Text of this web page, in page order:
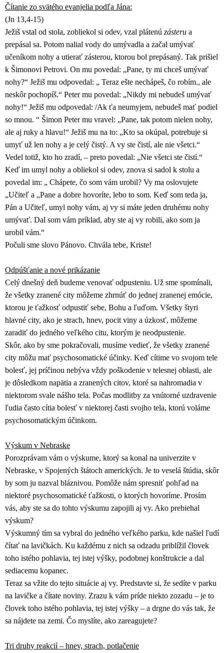
Čítanie zo svätého evanjelia podľa Jána:
(Jn 13,4-15)
Ježiš vstal od stola, zobliekol si odev, vzal plátenú zásteru a
prepásal sa. Potom nalial vody do umývadla a začal umývať
učeníkom nohy a utierať zásterou, ktorou bol prepásaný. Tak prišiel
k Šimonovi Petrovi. On mu povedal: „Pane, ty mi chceš umývať
nohy?“ Ježiš mu odpovedal: „ Teraz ešte nechápeš, čo robím., ale
neskôr pochopíš.“ Peter mu povedal: „Nikdy mi nebudeš umývať
nohy!“ Ježiš mu odpovedal: /Ak ťa neumyjem, nebudeš mať podiel
so mnou. “ Šimon Peter mu vravel: „Pane, tak potom nielen nohy,
ale aj ruky a hlavu!“ Ježiš mu na to: „Kto sa okúpal, potrebuje si
umyť už len nohy a je celý čistý. A vy ste čistí, ale nie všetci.“
Vedel totiž, kto ho zradí, – preto povedal: „Nie všetci ste čistí.“
Keď im umyl nohy a obliekol si odev, znova si sadol k stolu a
povedal im: „ Chápete, čo som vám urobil? Vy ma oslovujete
„Učiteľ a „Pane a dobre hovoríte, lebo to som. Keď som teda ja,
Pán a Učiteľ, umyl nohy vám, aj vy si máte jeden druhému nohy
umývať. Dal som vám príklad, aby ste aj vy robili, ako som ja
urobil vám.“
Počuli sme slovo Pánovo. Chvála tebe, Kriste!
Odpúšťanie a nové prikázanie
Celý dnešný deň budeme venovať odpusteniu. Už sme spomínali,
že všetky zranené city môžeme zhrnúť do jednej zranenej emócie,
ktorou je ťažkosť odpustiť sebe, Bohu a ľuďom. Všetky štyri
hlavné city, ako je strach, hnev, pocit viny a úzkosť, môžeme
zaradiť do jedného veľkého citu, ktorým je neodpustenie.
Skôr, ako by sme pokračovali, musíme vedieť, že všetky zranené
city môžu mať psychosomatické účinky. Keď cítime vo svojom tele
bolesť, jej príčinou nebýva vždy poškodenie v telesnej oblasti, ale
je dôsledkom napätia a zranených citov, ktoré sa nahromadia v
niektorom svale nášho tela. Počas modlitby za vnútorné uzdravenie
ľudia často cítia bolesť v niektorej časti svojho tela, ktorú voláme
psychosomatickým účinkom.
Výskum v Nebraske
Porozprávam vám o výskume, ktorý sa konal na univerzite v
Nebraske, v Spojených štátoch amerických. Je to veselá štúdia, skôr
by som ju nazval bláznivou. Pomôže nám spresniť pohľad na
niektoré psychosomatické ťažkosti, o ktorých hovoríme. Prosím
vás, aby ste sa do tohto výskumu zapojili aj vy. Ako prebiehal
výskum?
Výskumný tím sa vybral do jedného veľkého parku, kde našiel ľudí
čítať na lavičkách. Ku každému z nich sa odzadu priblížil človek
toho istého pohlavia, tej istej výšky, podobnej konštrukcie a dal
sediacemu kopanec.
Teraz sa vžite do tejto situácie aj vy. Predstavte si, že sedíte v parku
na lavičke a čítate noviny. Zrazu k vám príde niekto zozadu – je to
človek toho istého pohlavia, tej istej výšky – a drgne do vás tak, že
sa nájdete na zemi. Čo myslíte, ako zareagujete?
Tri druhy reakcií – hnev, strach, potlačenie